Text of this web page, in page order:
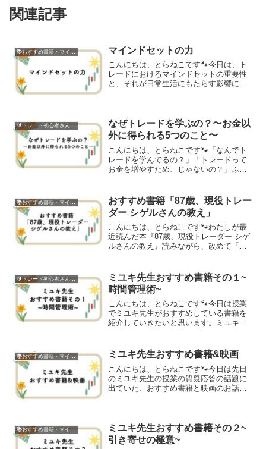
関連記事
マインドセットの力
こんにちは、とらねこです🐾今日は、ト
レードにおけるマインドセットの重要性
と、それが日常生活にもたらす影響につ
が欠かせません。市場の...
なぜトレードを学ぶの？〜お金以
外に得られる5つのこと〜
こんにちは、とらねこです🐾「なんでト
レードを学んでるの？」「トレードって
お金を増やすため、じゃないの？」ふと
は「お金のため」だったんです、確か
に。でも、続けていくうちに...
おすすめ書籍「87歳、現役トレー
ダー シゲルさんの教え」
こんにちは、とらねこです🐾わたしが最
近読んだ本『87歳、現役トレーダー シゲ
ルさんの教え』読みながら、改めて「ト
どうしようかな？なんだか怖いし、始め
れるかな？実際に初め...
🔰トレード初心者さん向け
ミユキ先生おすすめ書籍その１~
時間管理術~
こんにちは、とらねこです🐾今日は授業
でミユキ先生がおすすめしている書籍を
紹介していきたいと思います。ミユキ先
の中で、今日ご紹介する本はここ最近の
授業で紹介されていたもの...
ミユキ先生おすすめ書籍&映画
こんにちは、とらねこです🐾今日は先日
のミユキ先生の授業の質疑応答の話題に
出ていた、おすすめ書籍と映画のお話を
哉さんの「人生の勝負は、...
📚おすすめ書籍・マインドセット
ミユキ先生おすすめ書籍その２~
引き寄せの極意~